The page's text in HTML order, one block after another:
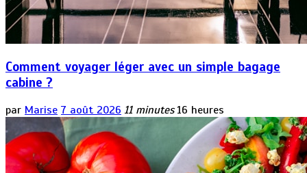
Comment voyager léger avec un simple bagage
cabine ?
par Marise 7 août 2026 11 minutes 16 heures